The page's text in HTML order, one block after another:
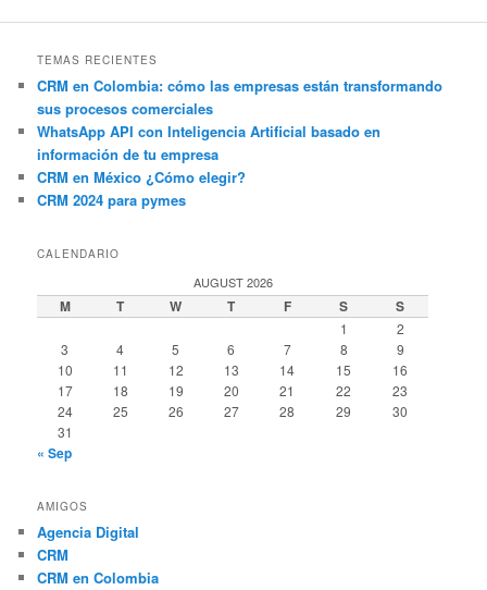
TEMAS RECIENTES
CRM en Colombia: cómo las empresas están transformando
sus procesos comerciales
WhatsApp API con Inteligencia Artificial basado en
información de tu empresa
CRM en México ¿Cómo elegir?
CRM 2024 para pymes
CALENDARIO
AUGUST 2026
M T W T F S S
1
2
3
4 5 6 7 8
9
10
11 12 13 14 15
16
17
18 19 20 21 22
23
24
25 26 27 28 29
30
31
« Sep
AMIGOS
Agencia Digital
CRM
CRM en Colombia